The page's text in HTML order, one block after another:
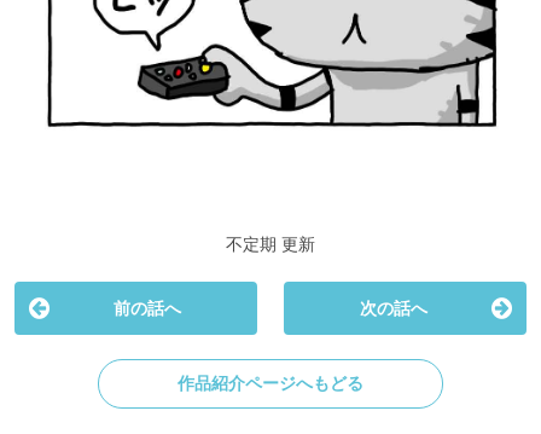
不定期 更新
前の話へ 次の話へ
作品紹介ページへもどる